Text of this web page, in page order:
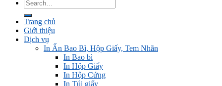
Trang chủ
Giới thiệu
Dịch vụ
In Ấn Bao Bì, Hộp Giấy, Tem Nhãn
In Bao bì
In Hộp Giấy
In Hộp Cứng
In Túi giấy